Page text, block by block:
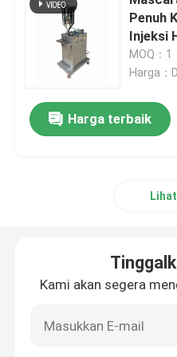
Mesin pembuatan
Mesin Pengisi Base
Mesin pengisi pompa
Penuh
Injeksi
MOQ：1
Harga：
Harga terbaik
Kami akan segera